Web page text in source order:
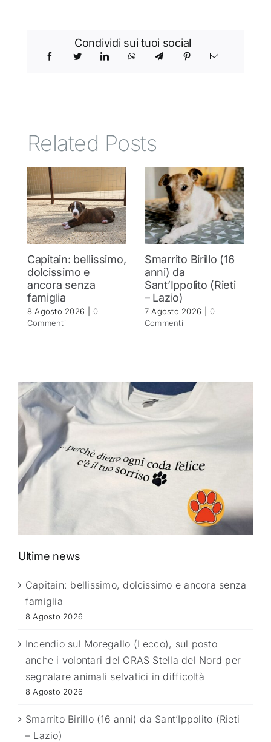
Condividi sui tuoi social
Related Posts
Capitain: bellissimo,
dolcissimo e
ancora senza
famiglia
8 Agosto 2026
0
Commenti
Smarrito Birillo (16
anni) da
Sant’Ippolito (Rieti
– Lazio)
7 Agosto 2026
0
Commenti
Ultime news
Capitain: bellissimo, dolcissimo e ancora senza
famiglia
8 Agosto 2026
Incendio sul Moregallo (Lecco), sul posto
anche i volontari del CRAS Stella del Nord per
segnalare animali selvatici in difficoltà
8 Agosto 2026
Smarrito Birillo (16 anni) da Sant’Ippolito (Rieti
– Lazio)